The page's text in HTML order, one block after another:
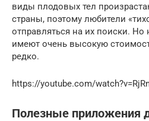
виды плодовых тел
страны, поэтому любители
отправляться на их поиски.
имеют очень высокую
редко.
https://youtube.com/
Полезные приложения